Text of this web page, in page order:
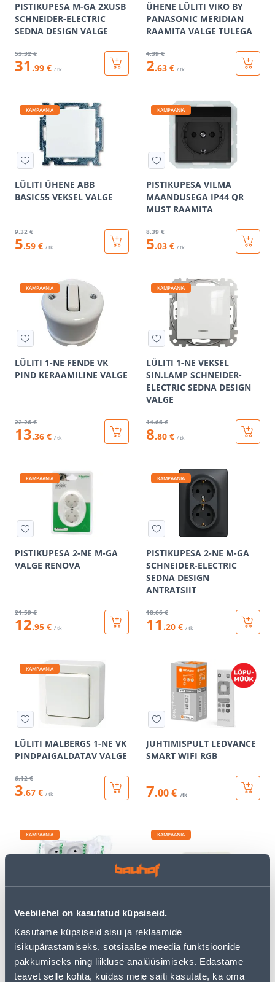
Veebilehel on kasutatud küpsiseid.
Kasutame küpsiseid sisu ja reklaamide
isikupärastamiseks, sotsiaalse meedia funktsioonide
pakkumiseks ning liikluse analüüsimiseks. Edastame
teavet selle kohta, kuidas meie saiti kasutate, ka oma
PISTIKUPESA M-GA 2XUSB
SCHNEIDER-ELECTRIC
SEDNA DESIGN VALGE
53.32 €
31 .99 € / tk
ÜHENE LÜLITI VIKO BY
PANASONIC MERIDIAN
RAAMITA VALGE TULEGA
4.39 €
2.63 € / tk
KAMPAANIA
LÜLITI ÜHENE ABB
BASIC55 VEKSEL VALGE
9.32 €
5.59 € / tk
KAMPAANIA
PISTIKUPESA VILMA
MAANDUSEGA IP44 QR
MUST RAAMITA
8.39 €
5.03 € / tk
KAMPAANIA
LÜLITI 1-NE FENDE VK
PIND KERAAMILINE VALGE
22.26 €
13.36 € / tk
KAMPAANIA
LÜLITI 1-NE VEKSEL
SIN.LAMP SCHNEIDER-
ELECTRIC SEDNA DESIGN
VALGE
14.66 €
8.80 € / tk
KAMPAANIA
PISTIKUPESA 2-NE M-GA
VALGE RENOVA
21.59 €
12.95 € / tk
KAMPAANIA
PISTIKUPESA 2-NE M-GA
SCHNEIDER-ELECTRIC
SEDNA DESIGN
ANTRATSIIT
18.66 €
11 .20 € / tk
KAMPAANIA
LÜLITI MALBERGS 1-NE VK
PINDPAIGALDATAV VALGE
6.12 €
3.67 € / tk
JUHTIMISPULT LEDVANCE
SMART WIFI RGB
7.00 € /tk
KAMPAANIA
2-NE PESA PRIMA
3.59 €
2.15 € / tk
KAMPAANIA
HARUPESA 1-NE+2XKITSAS
.72 €
2.23 € / tk